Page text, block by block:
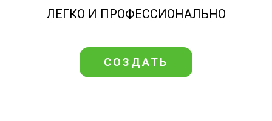
ЛЕГКО И ПРОФЕССИОНАЛЬНО
СОЗДАТЬ